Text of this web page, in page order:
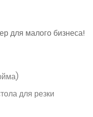
для малого бизнеса!
для резки